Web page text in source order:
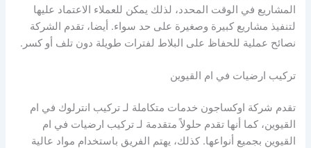
المشاريع في الوقت المحدد، لذلك يمكن للعملاء الاعتماد عليها
لتنفيذ مشاريع كبيرة وصغيرة على حد سواء. أيضا، تقدم الشركة
نصائح عملية للحفاظ على البلاط لفترات طويلة دون تلف أو كسر.
تركيب ارضيات في ام القيوين
تقدم شركة اوكساجون خدمات متكاملة لـ تركيب انترلوك في ام
القيوين، كما أنها تقدم حلولاً متقدمة لـ تركيب ارضيات في ام
القيوين بجميع أنواعها. كذلك، يهتم الفريق باستخدام مواد عالية